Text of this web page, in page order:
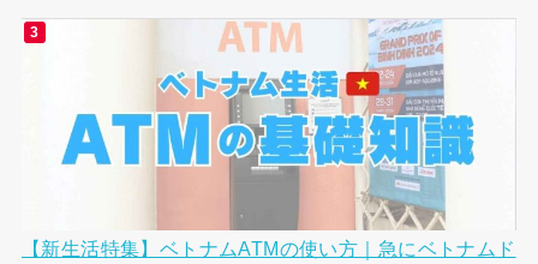
【新生活特集】ベトナムATMの使い方｜急にベトナムド